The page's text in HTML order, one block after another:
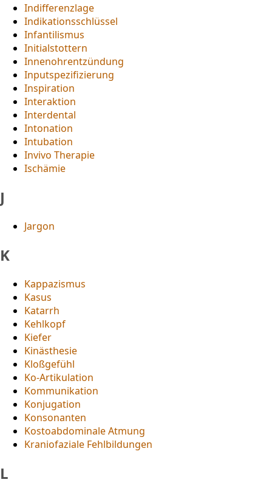
Indifferenzlage
Indikationsschlüssel
Infantilismus
Initialstottern
Innenohrentzündung
Inputspezifizierung
Inspiration
Interaktion
Interdental
Intonation
Intubation
Invivo Therapie
Ischämie
J
Jargon
K
Kappazismus
Kasus
Katarrh
Kehlkopf
Kiefer
Kinästhesie
Kloßgefühl
Ko-Artikulation
Kommunikation
Konjugation
Konsonanten
Kostoabdominale Atmung
Kraniofaziale Fehlbildungen
L